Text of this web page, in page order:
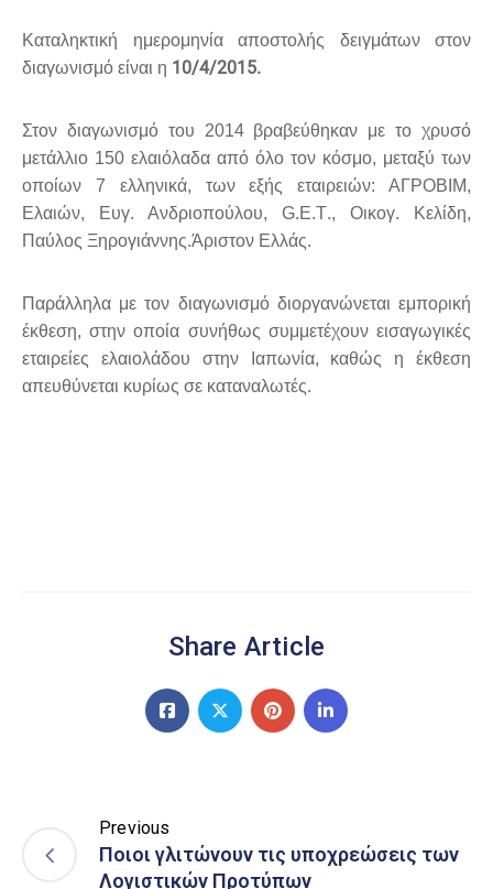
Καταληκτική ημερομηνία αποστολής δειγμάτων στον
διαγωνισμό είναι η 10/4/2015.
Στον διαγωνισμό του 2014 βραβεύθηκαν με το χρυσό
μετάλλιο 150 ελαιόλαδα από όλο τον κόσμο, μεταξύ των
οποίων 7 ελληνικά, των εξής εταιρειών: ΑΓΡΟΒΙΜ,
Ελαιών, Ευγ. Ανδριοπούλου, G.E.T., Οικογ. Κελίδη,
Παύλος Ξηρογιάννης.Άριστον Ελλάς.
Παράλληλα με τον διαγωνισμό διοργανώνεται εμπορική
έκθεση, στην οποία συνήθως συμμετέχουν εισαγωγικές
εταιρείες ελαιολάδου στην Ιαπωνία, καθώς η έκθεση
απευθύνεται κυρίως σε καταναλωτές.
Share Article
Previous
Ποιοι γλιτώνουν τις υποχρεώσεις των
Λογιστικών Προτύπων